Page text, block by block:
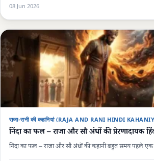
08 Jun 2026
राजा-रानी की कहानियां (RAJA AND RANI HINDI
निंदा का फल – राजा और सौ अंधों की प्रेरणादायक
निंदा का फल – राजा और सौ अंधों की कहानी बहुत समय पहले